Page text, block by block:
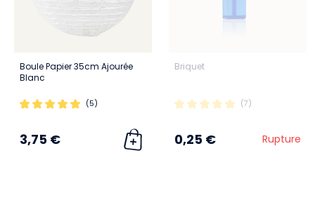
Boule Papier 35cm Ajourée
Blanc
(5)
3,75 €
Briquet
(7)
0,25 € Rupture